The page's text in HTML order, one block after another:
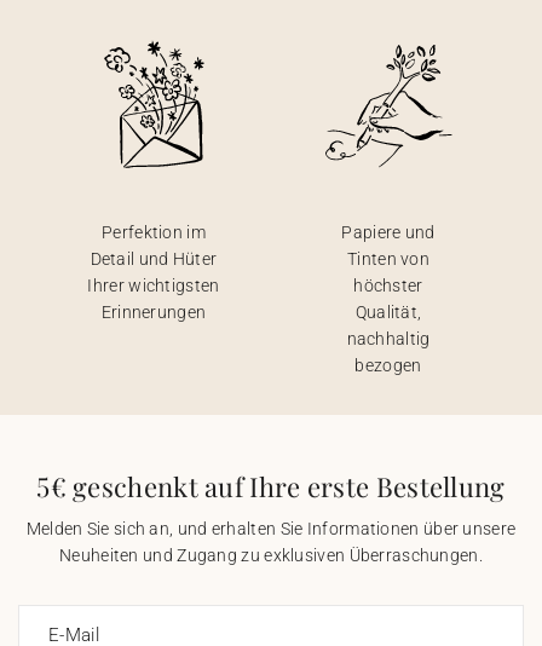
Perfektion im
Detail und Hüter
Ihrer wichtigsten
Erinnerungen
Papiere und
Tinten von
höchster
Qualität,
nachhaltig
bezogen
5€ geschenkt auf Ihre erste Bestellung
Melden Sie sich an, und erhalten Sie Informationen über unsere
Neuheiten und Zugang zu exklusiven Überraschungen.
E-Mail